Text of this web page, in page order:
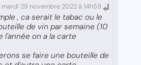
mardi 29 novembre 2022 à 14h59
, ca serait le tabac ou le
de vin par semaine (10
l'année on a la carte
se faire une bouteille de